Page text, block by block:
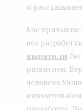
и
Мы привыкли
все
выразили
развитием.
человека